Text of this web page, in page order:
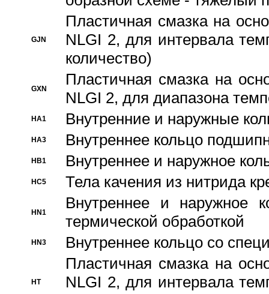
GJN
Пластичная смазка на
NLGI 2, для интервала
количество)
GXN
Пластичная смазка на
NLGI 2, для диапазона
HA1 Внутренние и наружные
HA3 Bнутреннее кольцо
HB1 Bнутреннее и наружное
HC5 Тела качения из нитрида
HN1
Bнутреннее и наружное
термической обработкой
HN3 Внутреннее кольцо со
HT
Пластичная смазка на
NLGI 2, для интервала